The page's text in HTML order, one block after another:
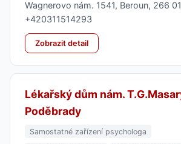
Wagnerovo nám. 1541, Beroun, 266 01
+420311514293
Zobrazit detail
Lékařský dům nám.
Poděbrady
Samostatné zařízení psychologa